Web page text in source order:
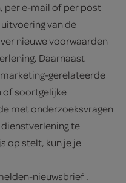
per e-mail of per post
van de
nieuwe voorwaarden
Daarnaast
gerelateerde
of soortgelijke
met onderzoeksvragen
te
op stelt, kun je je
nieuwsbrief .